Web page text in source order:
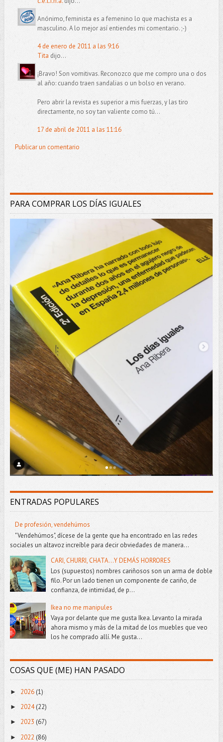
Anónimo, feminista es a femenino lo que machista es a
masculino. A lo mejor así entiendes mi comentario. ;-)
4 de enero de 2011 a las 9:16
Tita dijo...
¡Bravo! Son vomitivas. Reconozco que me compro una o dos
al año: cuando traen sandalias o un bolso en verano.
Pero abrir la revista es superior a mis fuerzas, y las tiro
directamente, no soy tan valiente como tú...
17 de abril de 2011 a las 11:16
Publicar un comentario
PARA COMPRAR LOS DÍAS IGUALES
ENTRADAS POPULARES
De profesión, vendehúmos
"Vendehúmos", dícese de la gente que ha encontrado en las redes
sociales un altavoz increíble para decir obviedades de manera...
CARI, CHURRI, CHATA...Y DEMÁS HORRORES
Los (supuestos) nombres cariñosos son un arma de doble
filo. Por un lado tienen un componente de cariño, de
confianza, de intimidad, de p...
Ikea no me manipules
Vaya por delante que me gusta Ikea. Levanto la mirada
ahora mismo y más de la mitad de los muebles que veo
los he comprado allí. Me gusta...
COSAS QUE (ME) HAN PASADO
► 2026(1)
► 2024(22)
► 2023 (67)
► 2022 (86)